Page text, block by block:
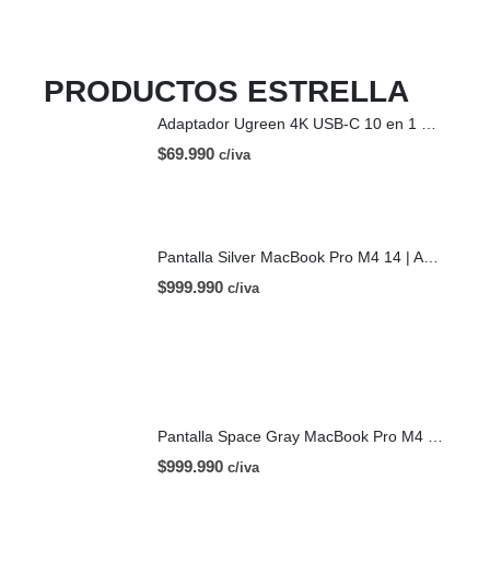
PRODUCTOS ESTRELLA
$69.990 c/iva
$999.990 c/iva
$999.990 c/iva